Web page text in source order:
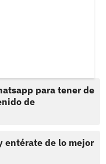
para tener de
de
entérate de lo mejor